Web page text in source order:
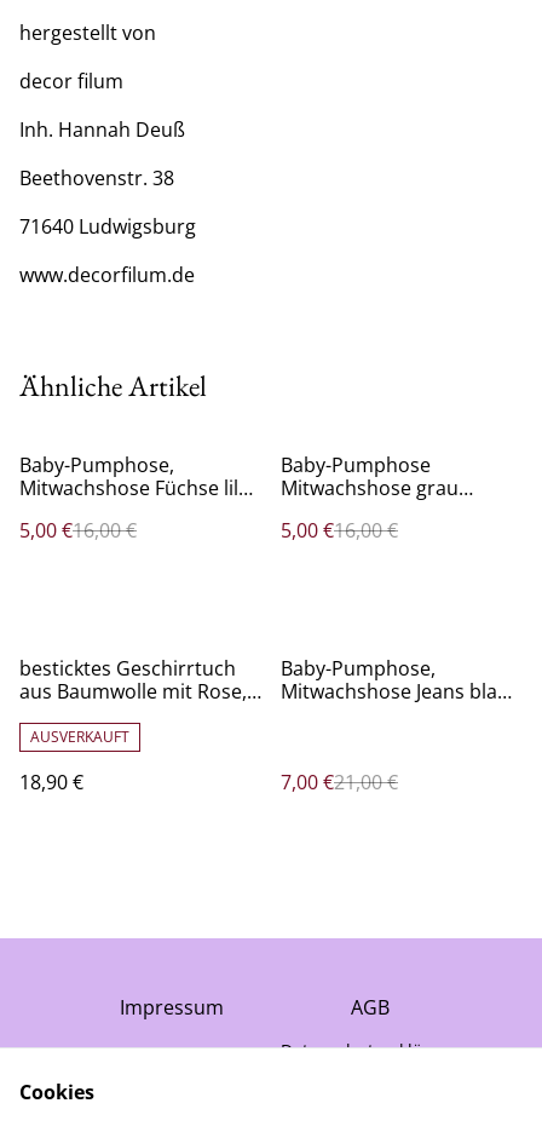
hergestellt von
decor filum
Inh. Hannah Deuß
Beethovenstr. 38
71640 Ludwigsburg
www.decorfilum.de
Ähnliche Artikel
%
Baby-Pumphose,
Mitwachshose Füchse lila,
5,00 €16,00 €
%
Baby-Pumphose
Mitwachshose grau
5,00 €16,00 €
besticktes Geschirrtuch
aus Baumwolle mit Rose,
AUSVERKAUFT
18,90 €
%
Baby-Pumphose,
Mitwachshose Jeans blau-
7,00 €21,00 €
Impressum AGB
Datenschutzerklärung
Cookies